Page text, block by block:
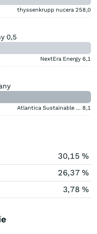
thyssenkrupp nucera 258,0
0,5
NextEra Energy 6,1
Atlantica Sustainable Infrastructure 8,1
30,15 %
26,37 %
3,78 %